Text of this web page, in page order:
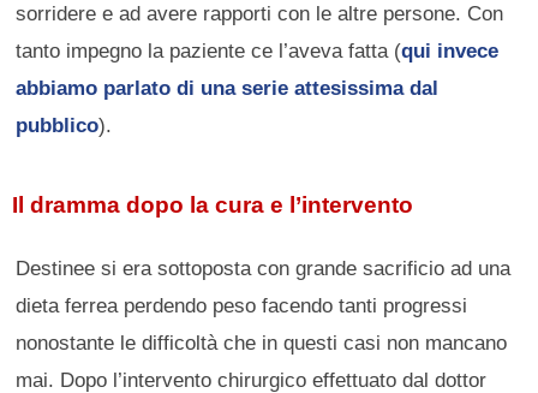
sorridere e ad avere rapporti con le altre persone. Con
tanto impegno la paziente ce l’aveva fatta (qui invece
abbiamo parlato di una serie attesissima dal
pubblico).
Il dramma dopo la cura e l’intervento
Destinee si era sottoposta con grande sacrificio ad una
dieta ferrea perdendo peso facendo tanti progressi
nonostante le difficoltà che in questi casi non mancano
mai. Dopo l’intervento chirurgico effettuato dal dottor